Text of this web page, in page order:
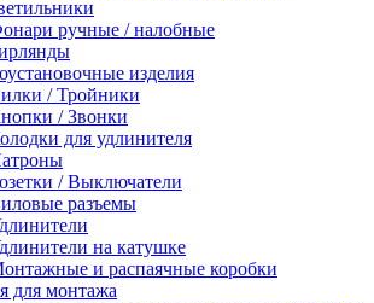
ручные / налобные
изделия
/ Тройники
/ Звонки
для удлинителя
/ Выключатели
разъемы
на катушке
и распаячные коробки
для монтажа